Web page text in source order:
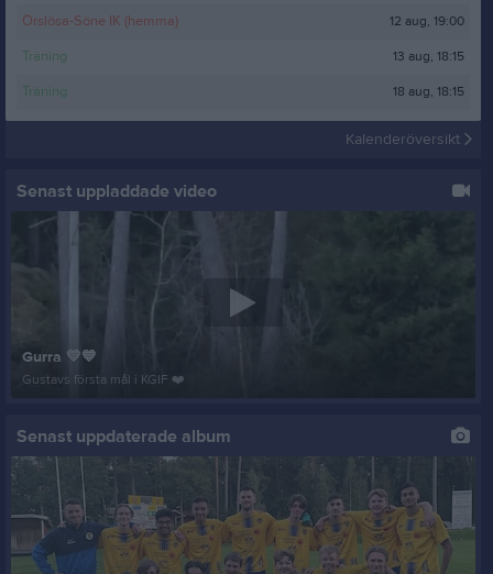
Örslösa-Söne IK (hemma) 12 aug, 19:00
Träning 13 aug, 18:15
Träning 18 aug, 18:15
Kalenderöversikt
Senast uppladdade video
Gurra 💛💙
Gustavs första mål i KGIF ❤️
Senast uppdaterade album